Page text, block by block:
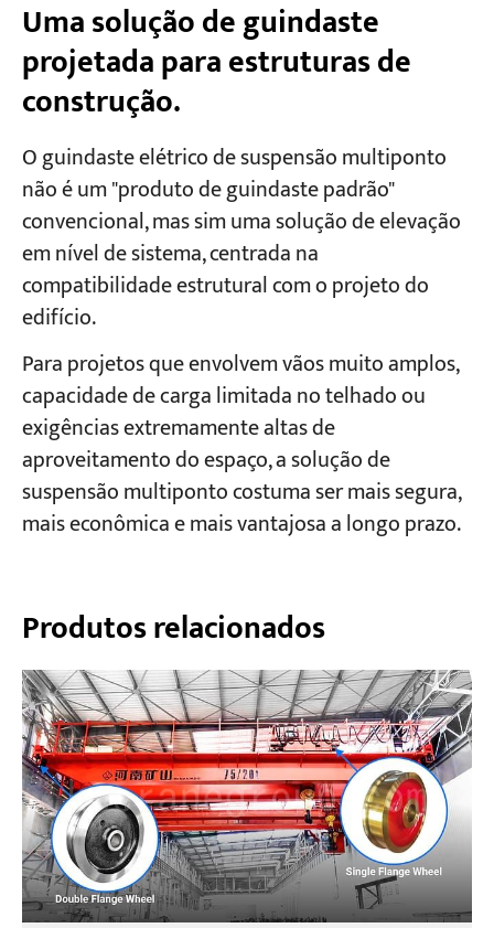
Uma solução de guindaste
projetada para estruturas de
construção.
O guindaste elétrico de suspensão multiponto
não é um "produto de guindaste padrão"
convencional, mas sim uma solução de elevação
em nível de sistema, centrada na
compatibilidade estrutural com o projeto do
edifício.
Para projetos que envolvem vãos muito amplos,
capacidade de carga limitada no telhado ou
exigências extremamente altas de
aproveitamento do espaço, a solução de
suspensão multiponto costuma ser mais segura,
mais econômica e mais vantajosa a longo prazo.
Produtos relacionados